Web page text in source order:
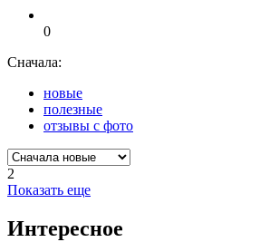
0
Сначала:
новые
полезные
отзывы с фото
2
Показать еще
Интересное